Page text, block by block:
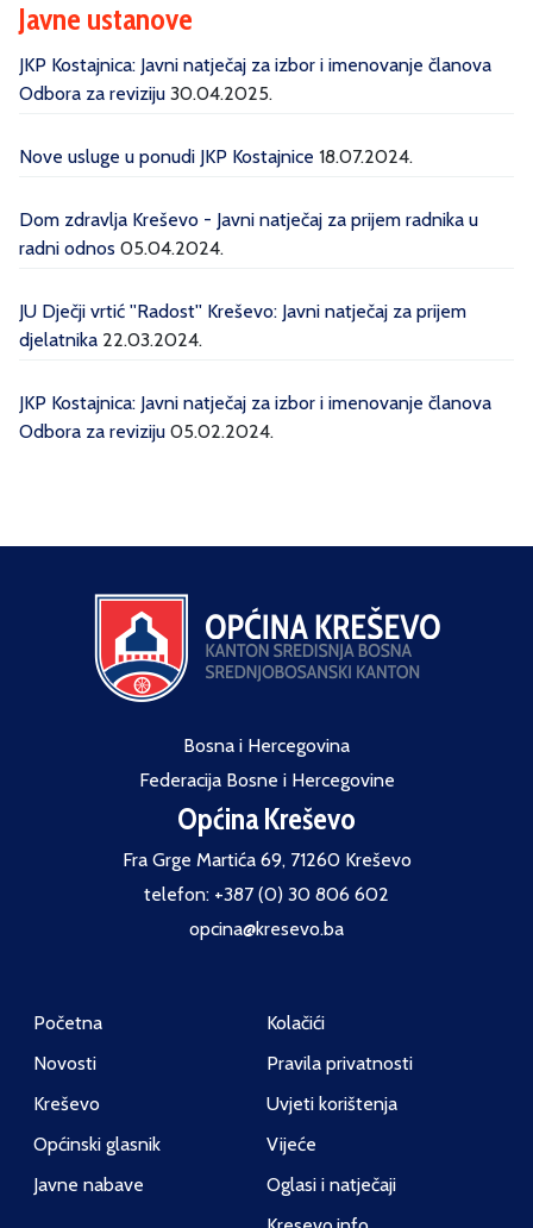
Javne ustanove
JKP Kostajnica: Javni natječaj za izbor i imenovanje članova
Odbora za reviziju 30.04.2025.
Nove usluge u ponudi JKP Kostajnice 18.07.2024.
Dom zdravlja Kreševo - Javni natječaj za prijem radnika u
radni odnos 05.04.2024.
JU Dječji vrtić ''Radost'' Kreševo: Javni natječaj za prijem
djelatnika 22.03.2024.
JKP Kostajnica: Javni natječaj za izbor i imenovanje članova
Odbora za reviziju 05.02.2024.
Bosna i Hercegovina
Federacija Bosne i Hercegovine
Općina Kreševo
Fra Grge Martića 69, 71260 Kreševo
telefon: +387 (0) 30 806 602
opcina@kresevo.ba
Početna
Novosti
Kreševo
Općinski glasnik
Javne nabave
Kolačići
Pravila privatnosti
Uvjeti korištenja
Vijeće
Oglasi i natječaji